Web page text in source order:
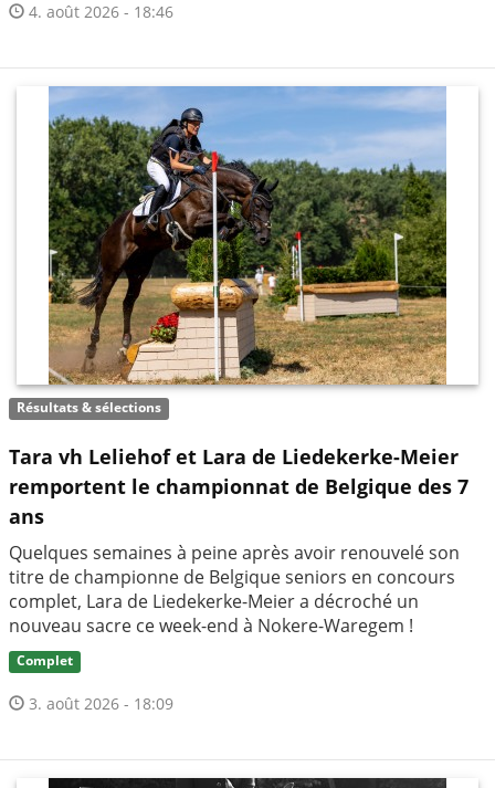
4. août 2026 - 18:46
Résultats & sélections
Tara vh Leliehof et Lara de Liedekerke-Meier
remportent le championnat de Belgique des 7
ans
Quelques semaines à peine après avoir renouvelé son
titre de championne de Belgique seniors en concours
complet, Lara de Liedekerke-Meier a décroché un
nouveau sacre ce week-end à Nokere-Waregem !
Complet
3. août 2026 - 18:09